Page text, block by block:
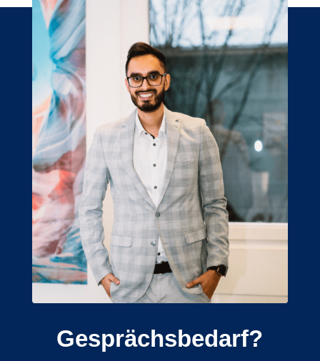
Gesprächsbedarf?